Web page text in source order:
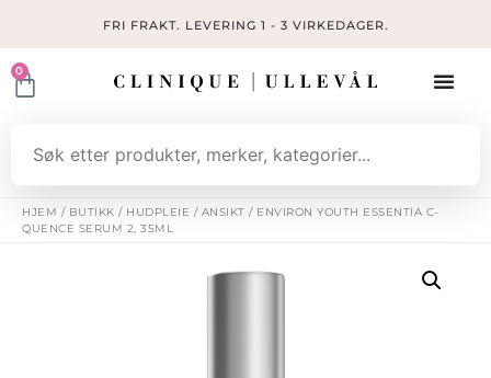
FRI FRAKT. LEVERING 1 - 3 VIRKEDAGER.
0
HJEM / BUTIKK / HUDPLEIE / ANSIKT / ENVIRON YOUTH ESSENTIA C-
QUENCE SERUM 2, 35ML